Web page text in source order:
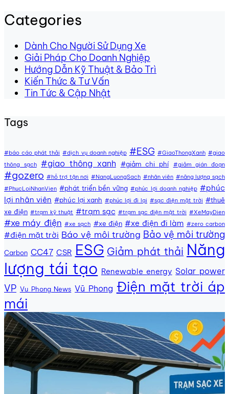
Categories
Dành Cho Người Sử Dụng Xe
Giải Pháp Cho Doanh Nghiệp
Hướng Dẫn Kỹ Thuật & Bảo Trì
Kiến Thức & Tư Vấn
Tin Tức & Cập Nhật
Tags
#báo cáo phát thải #dịch vụ doanh nghiệp #ESG #GiaoThongXanh #giao
thông sạch
#giao thông xanh #giảm chi phí #giảm gián đoạn
#gozero #hỗ trợ tận nơi #NangLuongSach #nhân viên #năng lượng sạch
#PhucLoiNhanVien #phát triển bền vững #phúc lợi doanh nghiệp #phúc
lợi nhân viên #phúc lợi xanh #phúc lợi đi lại #sạc điện mặt trời #thuê
xe điện #trạm kỹ thuật #trạm sạc #trạm sạc điện mặt trời #XeMayDien
#xe máy điện #xe sạch #xe điện #xe điện đi làm #zero carbon
#điện mặt trời Báo vệ môi trường Bảo vệ môi trường
Carbon CC47 CSR ESG Giảm phát thải Năng
lượng tái tạo Renewable energy Solar power
VP Vu Phong News Vũ Phong Điện mặt trời áp
mái